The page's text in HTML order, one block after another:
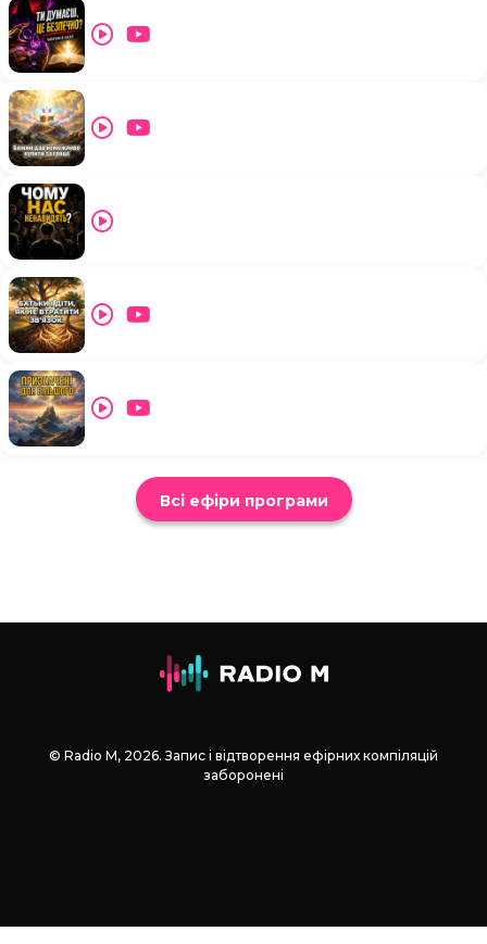
Всі ефіри програми
© Radio М, 2026. Запис і відтворення ефірних компіляцій
заборонені